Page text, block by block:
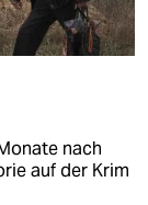
nach
auf der Krim